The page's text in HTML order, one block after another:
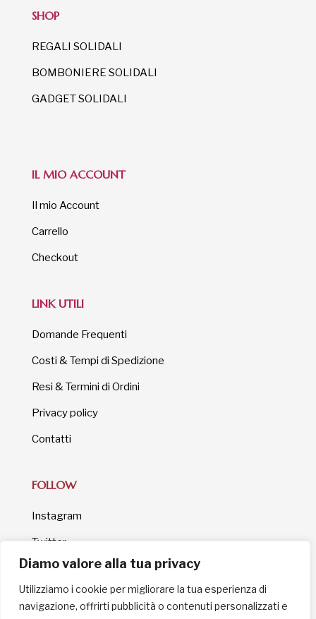
Diamo valore alla tua privacy
Utilizziamo i cookie per migliorare la tua esperienza di
navigazione, offrirti pubblicità o contenuti personalizzati e
SHOP
REGALI SOLIDALI
BOMBONIERE SOLIDALI
GADGET SOLIDALI
IL MIO ACCOUNT
Il mio Account
Carrello
Checkout
LINK UTILI
Domande Frequenti
Costi & Tempi di Spedizione
Resi & Termini di Ordini
Privacy policy
Contatti
FOLLOW
Instagram
Twitter
Facebook
Youtube